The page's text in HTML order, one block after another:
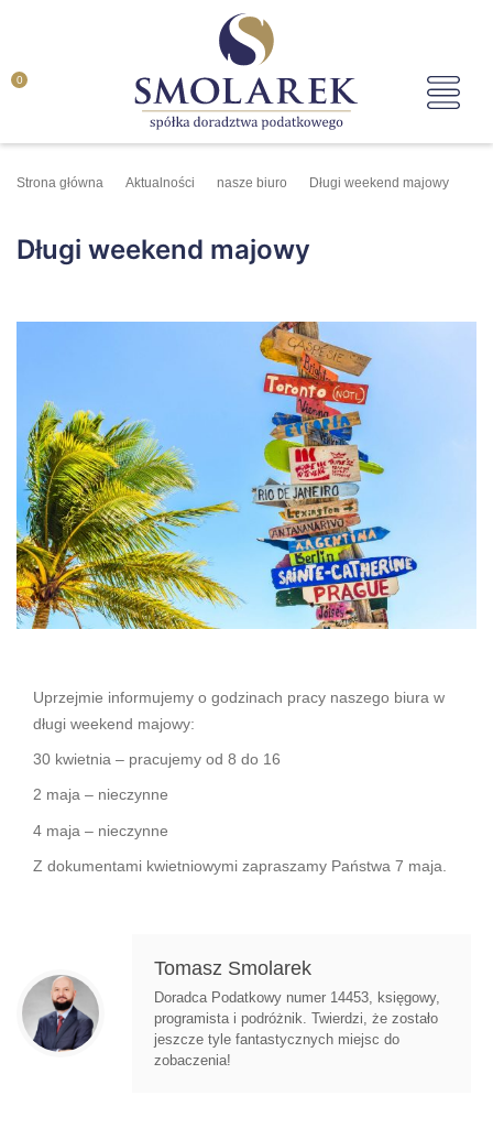
0
Strona główna Aktualności nasze biuro Długi weekend majowy
Długi weekend majowy
Uprzejmie informujemy o godzinach pracy naszego biura w
długi weekend majowy:
30 kwietnia – pracujemy od 8 do 16
2 maja – nieczynne
4 maja – nieczynne
Z dokumentami kwietniowymi zapraszamy Państwa 7 maja.
Tomasz Smolarek
Doradca Podatkowy numer 14453, księgowy,
programista i podróżnik. Twierdzi, że zostało
jeszcze tyle fantastycznych miejsc do
zobaczenia!